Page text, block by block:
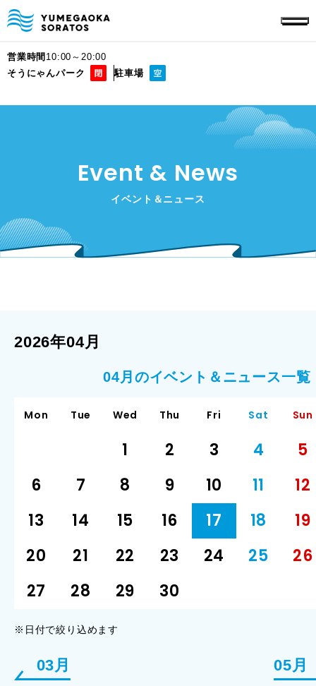
営業時間 10:00～20:00
そうにゃんパーク
駐車場
Event & News
イベント＆ニュース
03月
2026年04月
04月のイベント＆ニュース一
Mon Tue Wed Thu Fri Sat Sun
1 2 3 4
5
6
7 8 9 10 11
12
13
14 15 16 17 18
19
20
21 22 23 24 25
26
27
28 29 30
※日付で絞り込めます
05月